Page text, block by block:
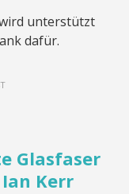
unterstützt
dafür.
Glasfaser
Kerr